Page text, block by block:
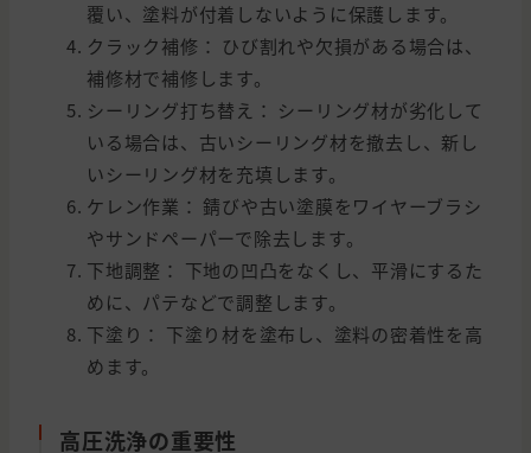
覆い、塗料が付着しないように保護します。
クラック補修： ひび割れや欠損がある場合は、
補修材で補修します。
シーリング打ち替え： シーリング材が劣化して
いる場合は、古いシーリング材を撤去し、新し
いシーリング材を充填します。
ケレン作業： 錆びや古い塗膜をワイヤーブラシ
やサンドペーパーで除去します。
下地調整： 下地の凹凸をなくし、平滑にするた
めに、パテなどで調整します。
下塗り： 下塗り材を塗布し、塗料の密着性を高
めます。
高圧洗浄の重要性